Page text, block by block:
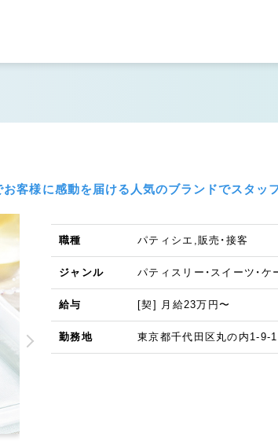
お客様に感動を届ける人気のブランドでスタッフ
職種 パティシエ,販売・接客
ジャンル パティスリー・スイーツ・ケ
給与 [契] 月給23万円〜
勤務地 東京都千代田区丸の内1-9-